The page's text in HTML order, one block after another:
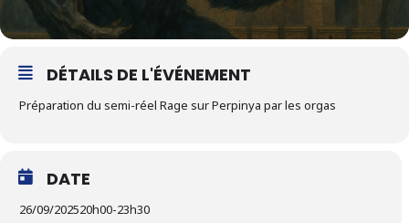
DÉTAILS DE L'ÉVÉNEMENT
Préparation du semi-réel Rage sur Perpinya par les orgas
DATE
26/09/202520h00-23h30